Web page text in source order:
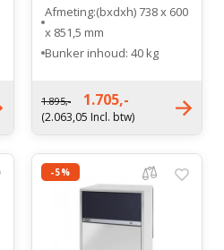
Afmeting:(bxdxh) 738 x 600
x 851,5 mm
Bunker inhoud: 40 kg
Gewicht: 72 kg
1.895,- 1.705,-
(2.063,05 Incl. btw)
-5%